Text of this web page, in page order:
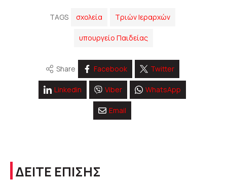
TAGS σχολεία Τριών Ιεραρχών
υπουργείο Παιδείας
Share Facebook Twitter
Linkedin Viber WhatsApp
Email
ΔΕΙΤΕ ΕΠΙΣΗΣ